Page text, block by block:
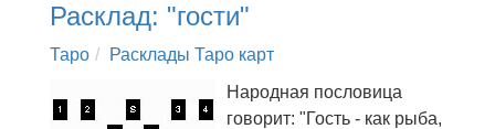
Расклад: "гости"
Таро
Расклады Таро карт
Народная пословица
говорит: "Гость - как рыба,